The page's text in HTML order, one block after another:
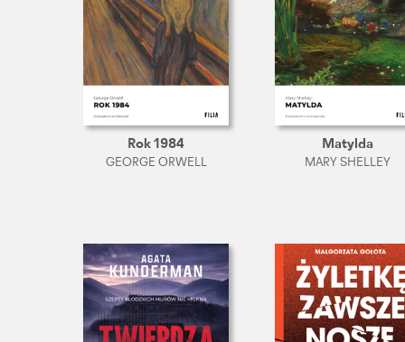
Rok 1984
GEORGE ORWELL
Matylda
MARY SHELLEY